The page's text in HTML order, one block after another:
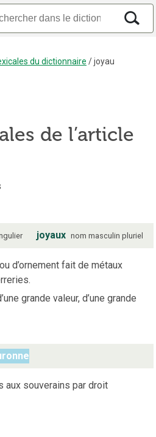
du dictionnaire /joyau
de l’article
joyaux nom masculin pluriel
d’ornement fait de métaux
grande valeur, d’une grande
aux souverains par droit